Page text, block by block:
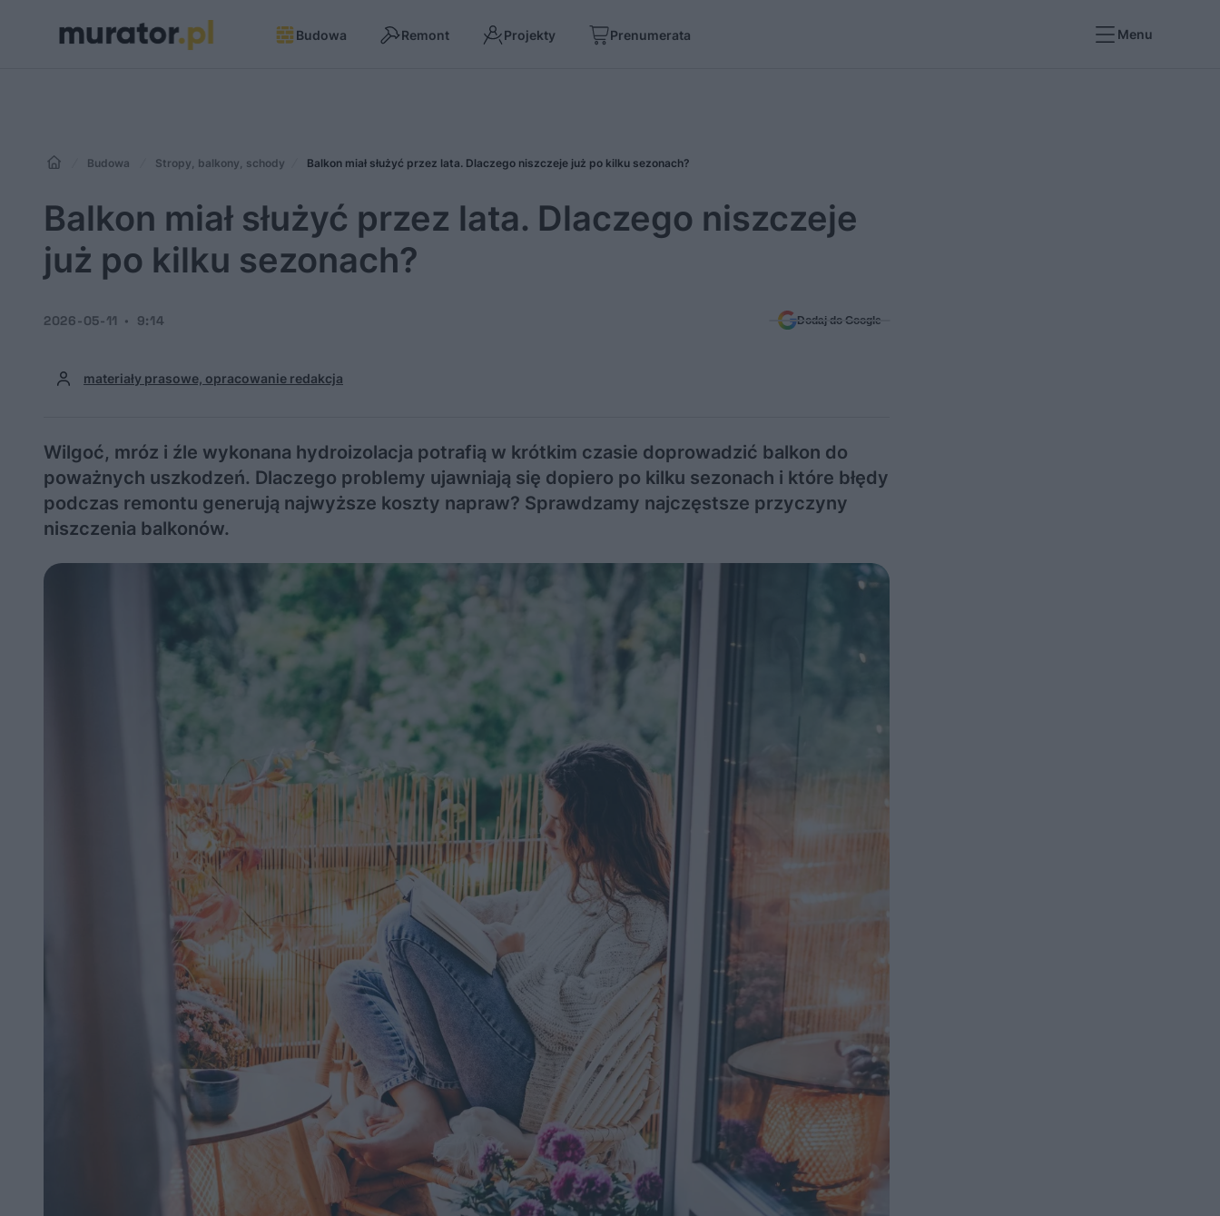
Budowa Remont Projekty Prenumerata Menu
Budowa Stropy, balkony, schody Balkon miał służyć przez lata. Dlaczego niszczeje już po kilku sezonach?
Balkon miał służyć przez lata. Dlaczego niszczeje
już po kilku sezonach?
materiały prasowe, opracowanie redakcja
2026-05-11 9:14 Dodaj do Google
Wilgoć, mróz i źle wykonana hydroizolacja potrafią w krótkim czasie doprowadzić balkon do
poważnych uszkodzeń. Dlaczego problemy ujawniają się dopiero po kilku sezonach i które błędy
podczas remontu generują najwyższe koszty napraw? Sprawdzamy najczęstsze przyczyny
niszczenia balkonów.